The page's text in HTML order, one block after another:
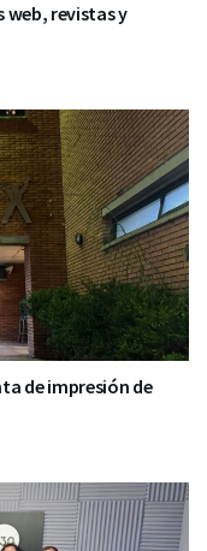
web, revistas y
de impresión de